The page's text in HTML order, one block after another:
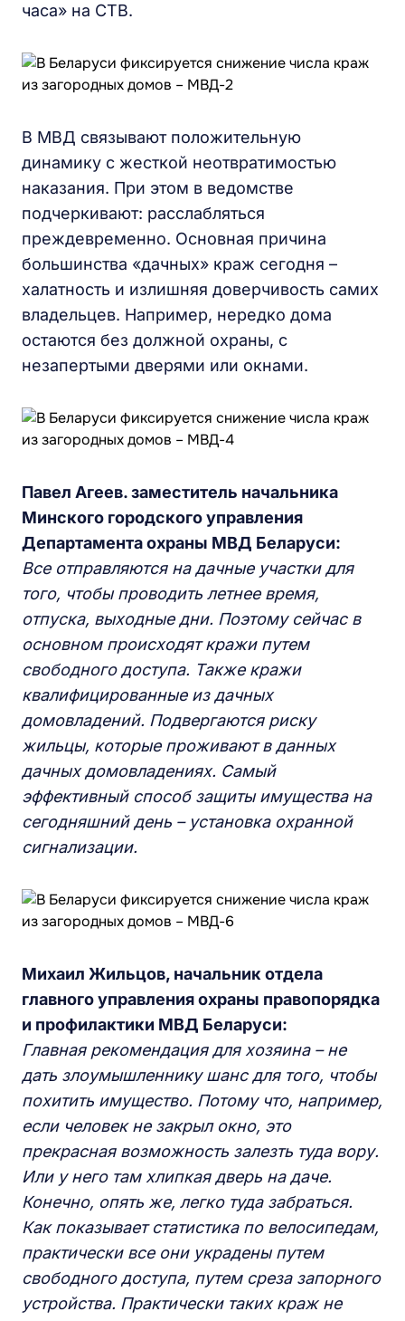
часа» на СТВ.
В МВД связывают положительную
динамику с жесткой неотвратимостью
наказания. При этом в ведомстве
подчеркивают: расслабляться
преждевременно. Основная причина
большинства «дачных» краж сегодня –
халатность и излишняя доверчивость самих
владельцев. Например, нередко дома
остаются без должной охраны, с
незапертыми дверями или окнами.
Павел Агеев. заместитель начальника
Минского городского управления
Департамента охраны МВД Беларуси:
Все отправляются на дачные участки для
того, чтобы проводить летнее время,
отпуска, выходные дни. Поэтому сейчас в
основном происходят кражи путем
свободного доступа. Также кражи
квалифицированные из дачных
домовладений. Подвергаются риску
жильцы, которые проживают в данных
дачных домовладениях. Самый
эффективный способ защиты имущества на
сегодняшний день – установка охранной
сигнализации.
Михаил Жильцов, начальник отдела
главного управления охраны правопорядка
и профилактики МВД Беларуси:
Главная рекомендация для хозяина – не
дать злоумышленнику шанс для того, чтобы
похитить имущество. Потому что, например,
если человек не закрыл окно, это
прекрасная возможность залезть туда вору.
Или у него там хлипкая дверь на даче.
Конечно, опять же, легко туда забраться.
Как показывает статистика по велосипедам,
практически все они украдены путем
свободного доступа, путем среза запорного
устройства. Практически таких краж не